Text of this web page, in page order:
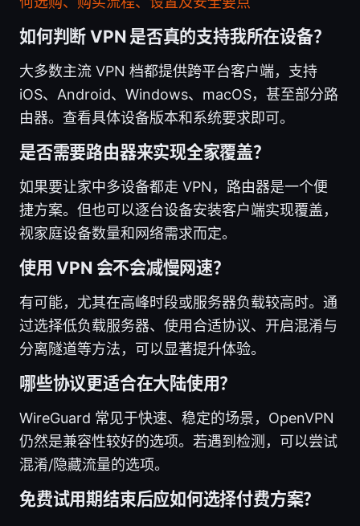
如何判断 VPN 是否真的支持我所在设备？
大多数主流 VPN 档都提供跨平台客户端，支持
iOS、Android、Windows、macOS，甚至部分路
由器。查看具体设备版本和系统要求即可。
是否需要路由器来实现全家覆盖？
如果要让家中多设备都走 VPN，路由器是一个便
捷方案。但也可以逐台设备安装客户端实现覆盖，
视家庭设备数量和网络需求而定。
使用 VPN 会不会减慢网速？
有可能，尤其在高峰时段或服务器负载较高时。通
过选择低负载服务器、使用合适协议、开启混淆与
分离隧道等方法，可以显著提升体验。
哪些协议更适合在大陆使用？
WireGuard 常见于快速、稳定的场景，OpenVPN
仍然是兼容性较好的选项。若遇到检测，可以尝试
混淆/隐藏流量的选项。
免费试用期结束后应如何选择付费方案？